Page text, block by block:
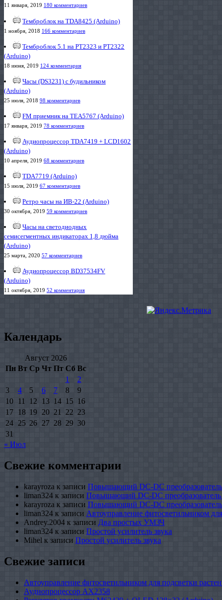
11 января, 2019 180 комментариев
Темброблок на TDA8425 (Arduino)
1 ноября, 2018 166 комментариев
Темброблок 5.1 на PT2323 и PT2322
(Arduino)
18 июня, 2019 124 комментария
Часы (DS3231) с будильником
(Arduino)
25 июля, 2018 98 комментариев
FM приемник на TEA5767 (Arduino)
17 января, 2019 78 комментариев
Аудиопроцессор TDA7419 + LCD1602
(Arduino)
10 апреля, 2019 68 комментариев
TDA7719 (Arduino)
15 июля, 2019 67 комментариев
Ретро часы на ИВ-22 (Arduino)
30 октября, 2019 59 комментариев
Часы на светодиодных
семисегментных индикаторах 1,8 дюйма
(Arduino)
25 марта, 2020 57 комментариев
Аудиопроцессор BD37534FV
(Arduino)
11 октября, 2019 52 комментария
Календарь
Август 2026
Пн Вт Ср Чт Пт Сб Вс
1
2
3
4 5 6 7 8
9
10 11 12 13 14 15 16
17 18 19 20 21 22 23
24 25 26 27 28 29 30
31
« Июл
Свежие комментарии
karayroza к записи Повышающий DC-DC
liman324 к записи Повышающий DC-DC
karayroza к записи Повышающий DC-DC
liman324 к записи Автоуправление фитосветильником
Andrey.2004 к записи Два простых УМЗЧ
liman324 к записи Простой усилитель звука
Mihel к записи Простой усилитель звука
Свежие записи
Автоуправление фитосветильником для подсветки
Аудиопроцессор AX2358